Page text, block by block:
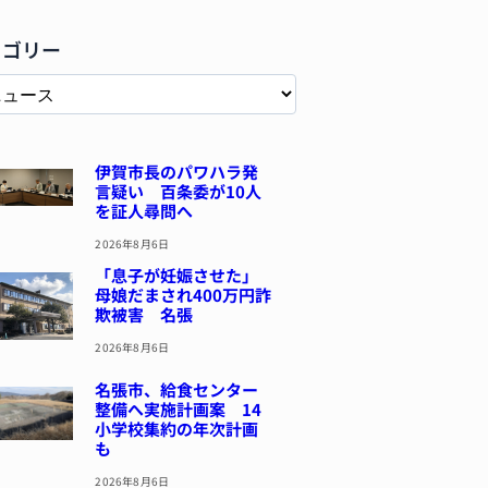
リー
伊賀市長のパワハラ発
言疑い 百条委が10人
を証人尋問へ
2026年8月6日
「息子が妊娠させた」
母娘だまされ400万円詐
欺被害 名張
2026年8月6日
名張市、給食センター
整備へ実施計画案 14
小学校集約の年次計画
も
2026年8月6日